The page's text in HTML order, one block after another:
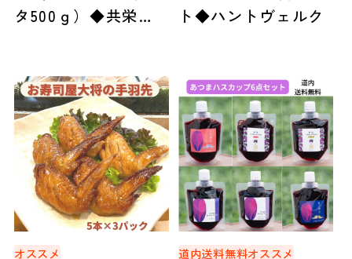
タ500ｇ）◆共栄水
ト◆ハントヴェルク
オススメ 道内送料無料オススメ